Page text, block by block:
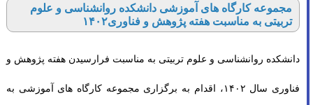
مجموعه کارگاه های آموزشی دانشکده روانشناسی و علوم
تربیتی به مناسبت هفته پژوهش و فناوری۱۴۰۲
روانشناسی و علوم تربیتی به مناسبت فرارسیدن هفته پژوهش و
فناوری سال ۱۴۰۲، اقدام به برگزاری مجموعه کارگاه های آموزشی به